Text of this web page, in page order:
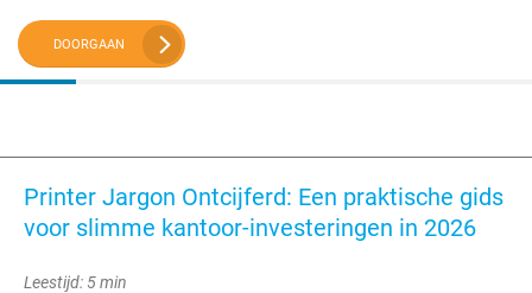
DOORGAAN
Printer Jargon Ontcijferd: Een praktische gids
voor slimme kantoor-investeringen in 2026
Leestijd: 5 min